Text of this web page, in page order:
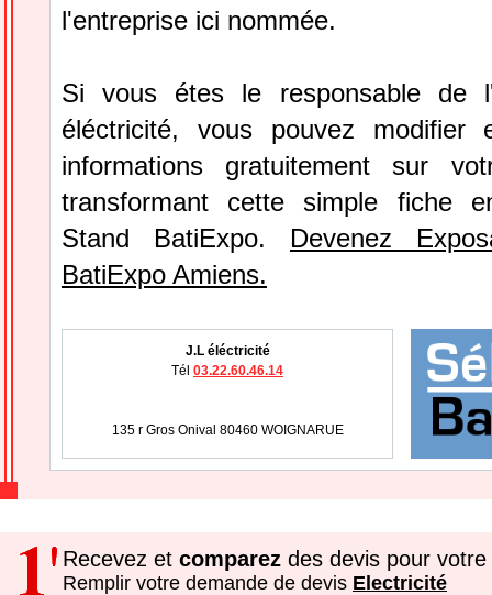
l'entreprise ici nommée.
Si vous étes le responsable de
éléctricité, vous pouvez modifier
informations gratuitement sur
transformant cette simple fiche
Stand BatiExpo. Devenez
BatiExpo Amiens.
J.L éléctricité
Tél 03.22.60.46.14
135 r Gros Onival 80460 WOIGNARUE
Recevez et comparez des devis pour votre
Remplir votre demande de devis Electricité